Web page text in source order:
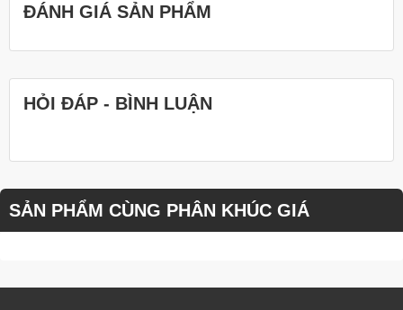
ĐÁNH GIÁ SẢN PHẨM
HỎI ĐÁP - BÌNH LUẬN
SẢN PHẨM CÙNG PHÂN KHÚC GIÁ